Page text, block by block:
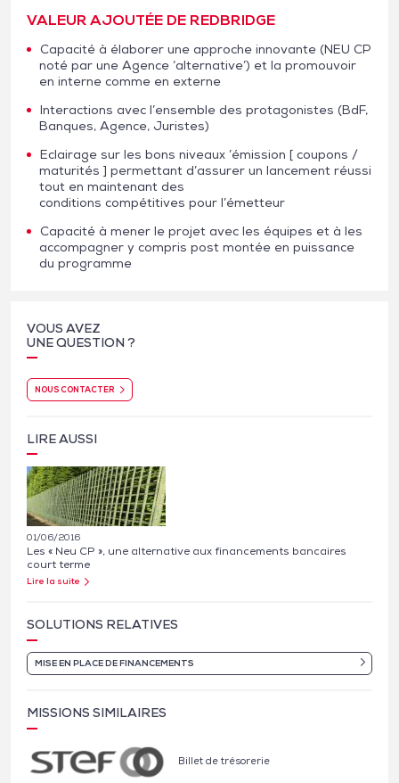
VALEUR AJOUTÉE DE REDBRIDGE
Capacité à élaborer une approche innovante (NEU CP
noté par une Agence ‘alternative’) et la promouvoir
en interne comme en externe
Interactions avec l’ensemble des protagonistes (BdF,
Banques, Agence, Juristes)
Eclairage sur les bons niveaux ’émission [ coupons /
maturités ] permettant d’assurer un lancement réussi
tout en maintenant des
conditions compétitives pour l’émetteur
Capacité à mener le projet avec les équipes et à les
accompagner y compris post montée en puissance
du programme
VOUS AVEZ
UNE QUESTION ?
NOUS CONTACTER
LIRE AUSSI
01/06/2016
Les « Neu CP », une alternative aux financements bancaires
court terme
Lire la suite
SOLUTIONS RELATIVES
MISE EN PLACE DE FINANCEMENTS
MISSIONS SIMILAIRES
Billet de trésorerie